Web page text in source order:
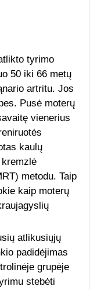
tyrimo
50 iki 66 metų
artritu. Jos
Pusė moterų
vienerius
kaulų
metodu. Taip
kaip moterų
atlikusiųjų
padidėjimas
grupėje
stebėti